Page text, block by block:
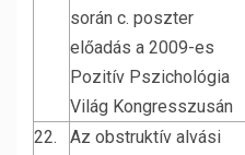
során c. poszter
előadás a 2009-es
Pozitív Pszichológia
Világ Kongresszusán
22.
Az obstruktív alvási